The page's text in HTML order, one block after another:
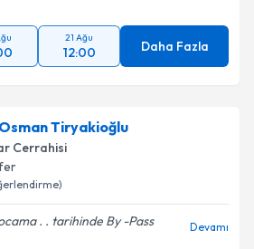
21 Ağu
12:00 Daha Fazla
Tiryakioğlu
Cerrahisi
. . tarihinde By -Pass
Devamı